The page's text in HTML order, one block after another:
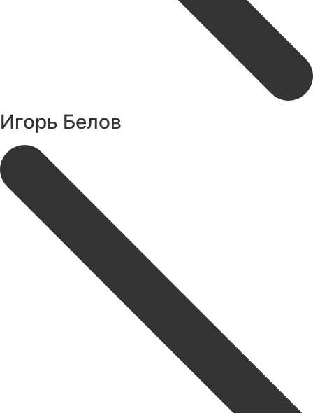
Игорь Белов